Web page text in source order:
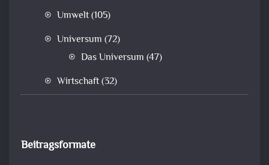
Umwelt(105)
Universum (72)
Das Universum (47)
Wirtschaft(32)
Beitragsformate